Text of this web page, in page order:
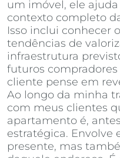
um imóvel, ele
contexto completo
Isso inclui conhecer
tendências de
infraestrutura
futuros
cliente pense em
Ao longo da minha
com meus clientes
apartamento é,
estratégica. Envolve
presente, mas